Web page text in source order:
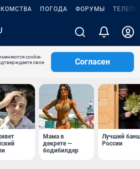
ПОГОДА ФОРУМЫ
cookie-
свое
Согласен
Мама в
декрете —
бодибилдер
Лучший
России